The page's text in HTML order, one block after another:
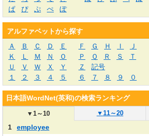
ぱ
ぴ ぷ ぺ ぽ
アルファベットから探す
Ａ
Ｂ Ｃ Ｄ Ｅ Ｆ Ｇ Ｈ Ｉ
Ｊ
Ｋ
Ｌ Ｍ Ｎ Ｏ Ｐ Ｑ Ｒ Ｓ
Ｔ
Ｕ
Ｖ Ｗ Ｘ Ｙ Ｚ
記号
１
２ ３ ４ ５ ６ ７ ８ ９ ０
日本語WordNet(英和)の検索ランキング
▼1～10 ▼ 11～20
1
employee